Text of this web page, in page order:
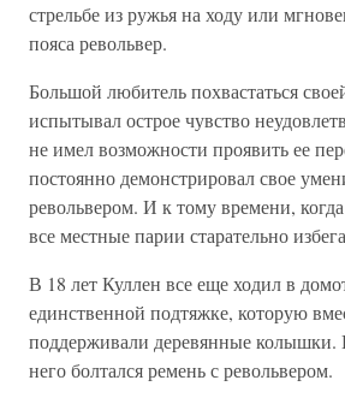
стрельбе из ружья на ходу или
пояса револьвер.
Большой любитель похвастаться
испытывал острое чувство
не имел возможности проявить ее
постоянно демонстрировал свое
револьвером. И к тому времени,
все местные парии старательно
В 18 лет Куллен все еще ходил в
единственной подтяжке, которую
поддерживали деревянные колышки.
него болтался ремень с револьвером.